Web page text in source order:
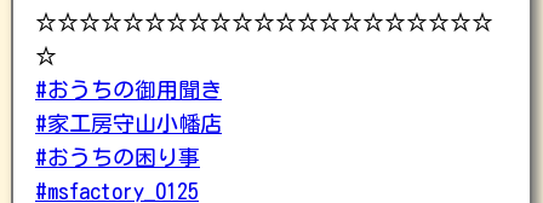
☆☆☆☆☆☆☆☆☆☆☆☆☆☆☆☆☆☆☆☆☆
☆
#おうちの御用聞き
#家工房守山小幡店
#おうちの困り事
#msfactory_0125